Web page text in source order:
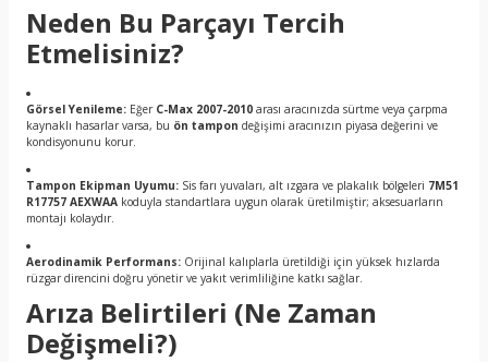
Neden Bu Parçayı Tercih
Etmelisiniz?
Görsel Yenileme: Eğer C-Max 2007-2010 arası aracınızda sürtme veya çarpma
kaynaklı hasarlar varsa, bu ön tampon değişimi aracınızın piyasa değerini ve
kondisyonunu korur.
Tampon Ekipman Uyumu: Sis farı yuvaları, alt ızgara ve plakalık bölgeleri 7M51
R17757 AEXWAA koduyla standartlara uygun olarak üretilmiştir; aksesuarların
montajı kolaydır.
Aerodinamik Performans: Orijinal kalıplarla üretildiği için yüksek hızlarda
rüzgar direncini doğru yönetir ve yakıt verimliliğine katkı sağlar.
Arıza Belirtileri (Ne Zaman
Değişmeli?)